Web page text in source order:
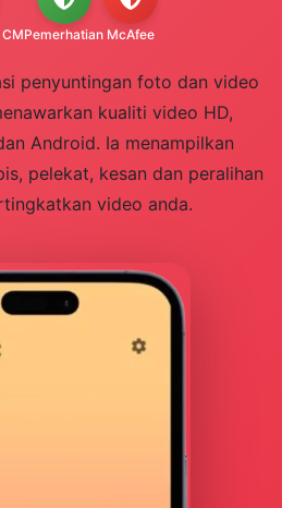
Pemerhatian McAfee
penyuntingan foto dan video
kualiti video HD,
Android. Ia menampilkan
pelekat, kesan dan peralihan
video anda.